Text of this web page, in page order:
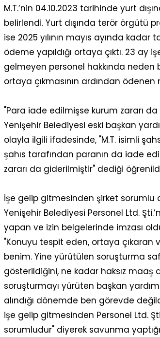
M.T.’nin 04.10.2023 tarihinde yurt
belirlendi. Yurt dışında terör örgütü
ise 2025 yılının mayıs ayında kadar
ödeme yapıldığı ortaya çıktı. 23
gelmeyen personel hakkında neden
ortaya çıkmasının ardından ödenen
"Para iade edilmişse kurum zararı
Yenişehir Belediyesi eski başkan
olayla ilgili ifadesinde, "M.T. isimli
şahıs tarafından paranın da iade
zararı da giderilmiştir" dediği
İşe gelip gitmesinden şirket sorumlu
Yenişehir Belediyesi Personel Ltd.
yapan ve izin belgelerinde imzası
"Konuyu tespit eden, ortaya çıkaran
benim. Yine yürütülen soruşturma
gösterildiğini, ne kadar haksız maaş
soruşturmayı yürüten başkan
alındığı dönemde ben görevde
işe gelip gitmesinden Personel Ltd.
sorumludur" diyerek savunma